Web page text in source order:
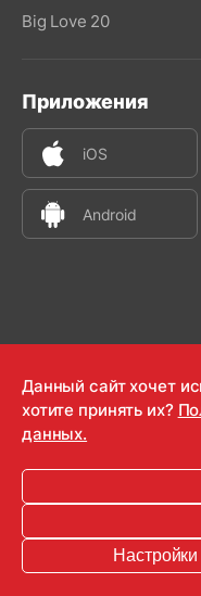
Big Love 20
Приложения
iOS
Android
OOO "Радио-Любовь"
Информация для
Данный сайт хочет
хотите принять их?
данных.